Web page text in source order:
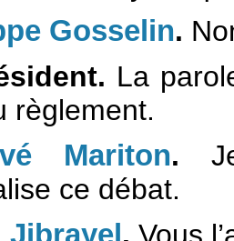
Gosselin.
La
règlement.
Mariton.
ce débat.